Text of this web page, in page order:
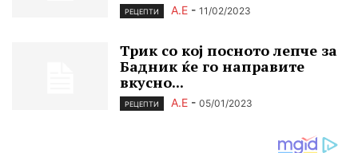
РЕЦЕПТИ А.Е - 11/02/2023
Трик со кој посното лепче за
Бадник ќе го направите
вкусно...
РЕЦЕПТИ А.Е - 05/01/2023